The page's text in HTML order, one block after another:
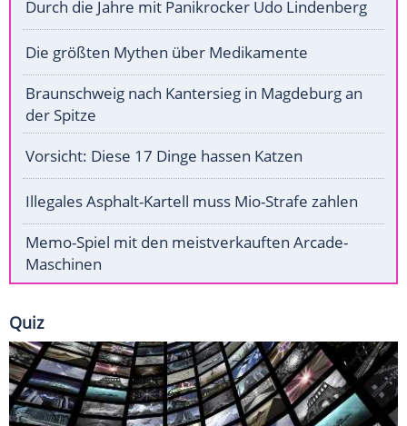
Durch die Jahre mit Panikrocker Udo Lindenberg
Die größten Mythen über Medikamente
Braunschweig nach Kantersieg in Magdeburg an
der Spitze
Vorsicht: Diese 17 Dinge hassen Katzen
Illegales Asphalt-Kartell muss Mio-Strafe zahlen
Memo-Spiel mit den meistverkauften Arcade-
Maschinen
Quiz